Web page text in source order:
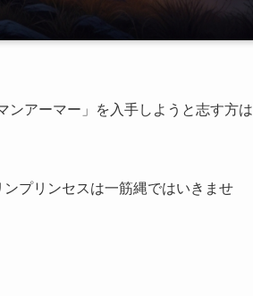
ンアーマー」を入手しようと志す方は
プリンセスは一筋縄ではいきませ